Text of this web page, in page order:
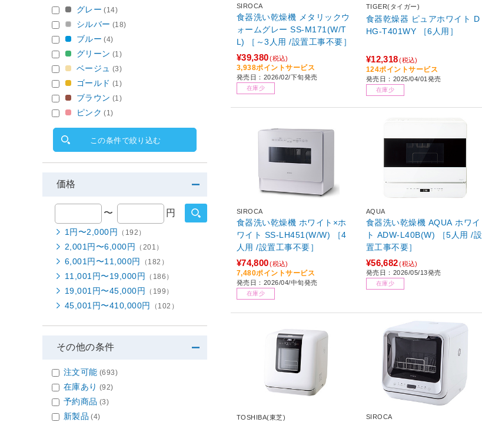
SIROCA
食器洗い乾燥機 メタリックウ
ォームグレー SS-M171(W/T
L) ［～3人用 /設置工事不要］
¥39,380(税込)
3,938ポイントサービス
発売日：2026/02/下旬発売
在庫少
TIGER(タイガー)
食器乾燥器 ピュアホワイト D
HG-T401WY ［6人用］
¥12,318(税込)
124ポイントサービス
発売日：2025/04/01発売
在庫少
SIROCA
食器洗い乾燥機 ホワイト×ホ
ワイト SS-LH451(W/W) ［4
人用 /設置工事不要］
¥74,800(税込)
7,480ポイントサービス
発売日：2026/04/中旬発売
在庫少
AQUA
食器洗い乾燥機 AQUA ホワイ
ト ADW-L40B(W) ［5人用 /設
置工事不要］
¥56,682(税込)
発売日：2026/05/13発売
在庫少
TOSHIBA(東芝) SIROCA
グレー (14)
シルバー (18)
ブルー (4)
グリーン (1)
ベージュ (3)
ゴールド (1)
ブラウン (1)
ピンク (1)
この条件で絞り込む
価格
〜 円
1円〜2,000円 （192）
2,001円〜6,000円 （201）
6,001円〜11,000円 （182）
11,001円〜19,000円 （186）
19,001円〜45,000円 （199）
45,001円〜410,000円 （102）
その他の条件
注文可能 (693)
在庫あり (92)
予約商品 (3)
新製品 (4)